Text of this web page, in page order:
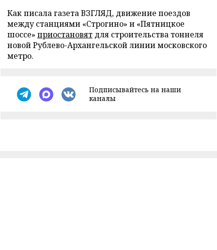
Как писала газета ВЗГЛЯД, движение поездов
между станциями «Строгино» и «Пятницкое
шоссе» приостановят для строительства тоннеля
новой Рублево-Архангельской линии московского
метро.
Подписывайтесь на наши
каналы